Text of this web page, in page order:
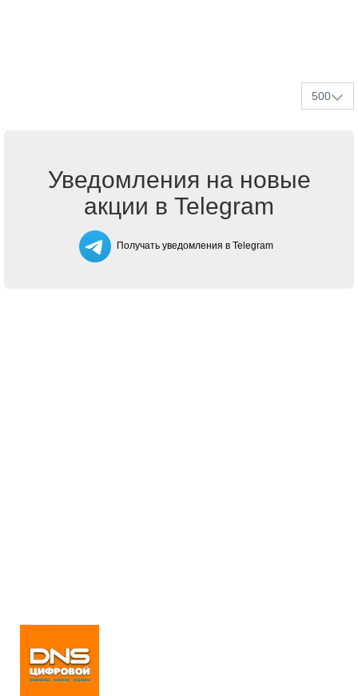
500
Уведомления на новые
акции в Telegram
Получать уведомления в Telegram